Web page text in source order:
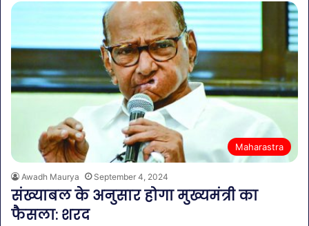
Maharastra
Awadh Maurya September 4, 2024
संख्याबल के अनुसार होगा मुख्यमंत्री का
फैसला: शरद